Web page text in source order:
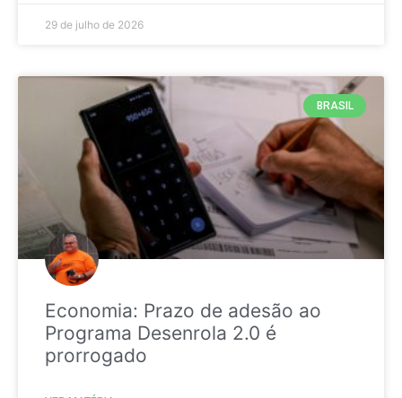
29 de julho de 2026
BRASIL
Economia: Prazo de adesão ao
Programa Desenrola 2.0 é
prorrogado